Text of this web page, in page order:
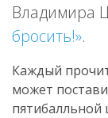
Владимира
бросить!».
Каждый
может